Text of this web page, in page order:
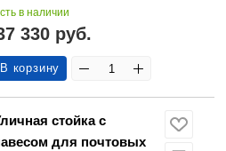
в наличии
330 руб.
В корзину
стойка с
для почтовых